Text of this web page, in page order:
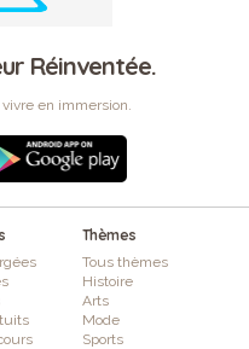
Réinventée.
en immersion.
Thèmes
Tous thèmes
Histoire
Arts
Mode
Sports